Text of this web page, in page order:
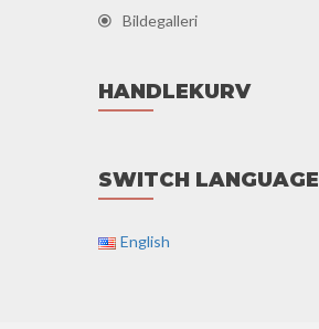
Bildegalleri
HANDLEKURV
SWITCH LANGUAGE
English